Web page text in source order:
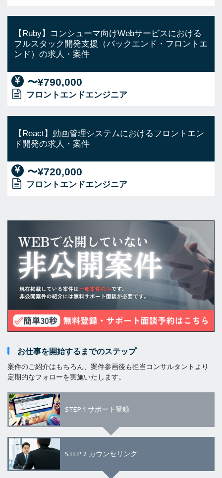
【Ruby】コンシューマ向けWebサービスにおける
フルスタック開発支援（バックエンド・フロントエ
ンド）の求人・案件
〜¥790,000
フロントエンドエンジニア
【React】動画管理システムにおけるフロントエン
ド開発の求人・案件
〜¥720,000
フロントエンドエンジニア
お仕事を開始するまでのステップ
案件のご紹介はもちろん、案件参画後も担当コンサルタントより
定期的なフォローを実施いたします。
STEP.1 サポート登録
STEP.2 カウンセリング